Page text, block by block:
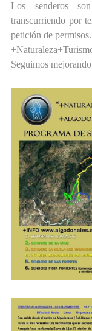
Los senderos
transcurriendo por
petición de permisos.
Seguimos